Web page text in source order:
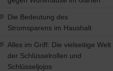
Die Bedeutung des
Stromsparens im Haushalt
Alles im Griff: Die vielseitige Welt
der Schlüsselrollen und
Schlüsseljojos